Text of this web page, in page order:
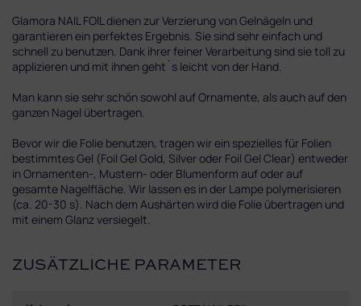
Glamora NAIL FOIL dienen zur Verzierung von Gelnägeln und
garantieren ein perfektes Ergebnis. Sie sind sehr einfach und
schnell zu benutzen. Dank ihrer feiner Verarbeitung sind sie toll zu
applizieren und mit ihnen geht´s leicht von der Hand.
Man kann sie sehr schön sowohl auf Ornamente, als auch auf den
ganzen Nagel übertragen.
Bevor wir die Folie benutzen, tragen wir ein spezielles für Folien
bestimmtes Gel (Foil Gel Gold, Silver oder Foil Gel Clear) entweder
in Ornamenten-, Mustern- oder Blumenform auf oder auf
gesamte Nagelfläche. Wir lassen es in der Lampe polymerisieren
(ca. 20-30 s). Nach dem Aushärten wird die Folie übertragen und
mit einem Glanz versiegelt.
ZUSÄTZLICHE PARAMETER